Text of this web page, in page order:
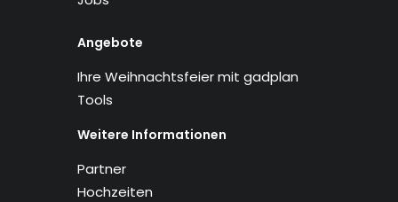
Angebote
Ihre Weihnachtsfeier mit gadplan
Tools
Weitere Informationen
Partner
Hochzeiten